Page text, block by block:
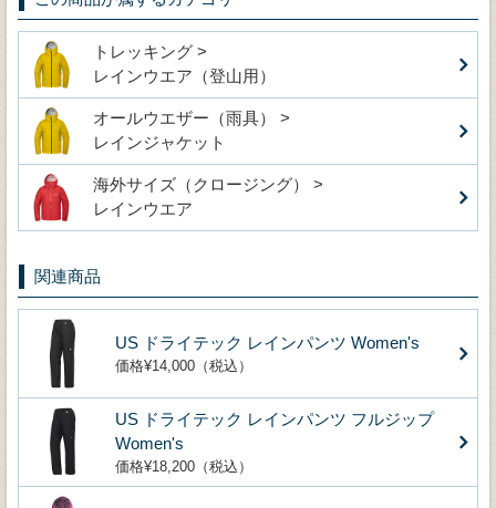
トレッキング >
レインウエア（登山用）
オールウエザー（雨具） >
レインジャケット
海外サイズ（クロージング） >
レインウエア
関連商品
US ドライテック レインパンツ Women's
価格¥14,000（税込）
US ドライテック レインパンツ フルジップ
Women's
価格¥18,200（税込）